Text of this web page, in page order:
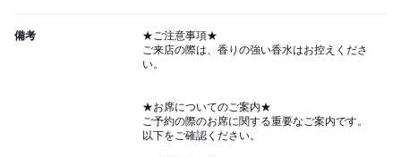
備考
★ご注意事項★
ご来店の際は、香りの強い香水はお控えくださ
い。
★お席についてのご案内★
ご予約の際のお席に関する重要なご案内です。
以下をご確認ください。